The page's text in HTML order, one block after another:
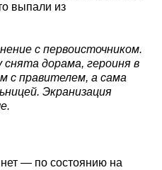
выпали из
с первоисточником.
дорама, героиня в
с правителем, а сама
Экранизация
— по состоянию на